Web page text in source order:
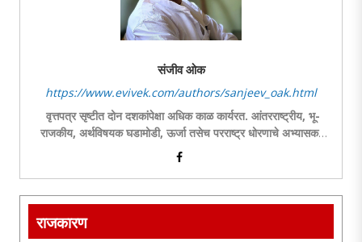
संजीव ओक
https://www.evivek.com/authors/sanjeev_oak.html
वृत्तपत्र सृष्टीत दोन दशकांपेक्षा अधिक काळ कार्यरत. आंतरराष्ट्रीय, भू-
राजकीय, अर्थविषयक घडामोडी, ऊर्जा तसेच परराष्ट्र धोरणाचे अभ्यासक.
स्तंभ लेखनासह ललित लेखनाची आवड.
राजकारण